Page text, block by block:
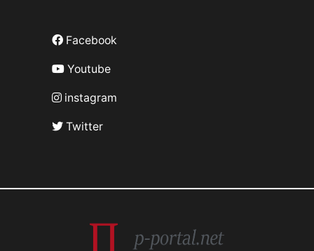
Facebook
Youtube
instagram
Twitter